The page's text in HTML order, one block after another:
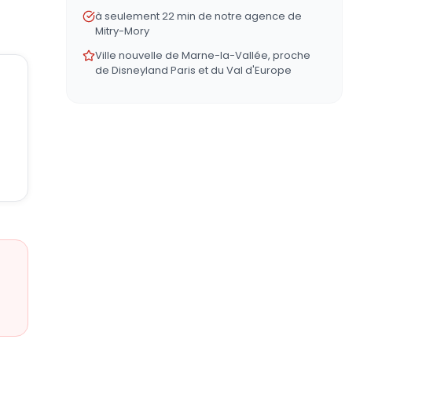
à seulement 22 min de notre agence de
Mitry-Mory
Ville nouvelle de Marne-la-Vallée, proche
de Disneyland Paris et du Val d'Europe